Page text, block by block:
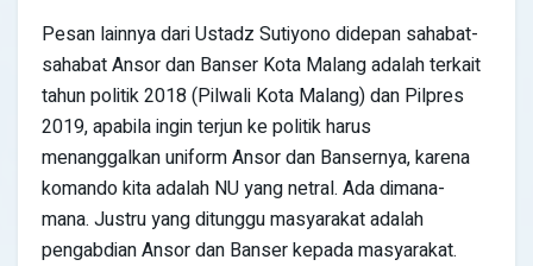
Pesan lainnya dari Ustadz Sutiyono didepan sahabat-
sahabat Ansor dan Banser Kota Malang adalah terkait
tahun politik 2018 (Pilwali Kota Malang) dan Pilpres
2019, apabila ingin terjun ke politik harus
menanggalkan uniform Ansor dan Bansernya, karena
komando kita adalah NU yang netral. Ada dimana-
mana. Justru yang ditunggu masyarakat adalah
pengabdian Ansor dan Banser kepada masyarakat.